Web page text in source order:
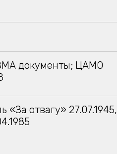
документы; ЦАМО
«За отвагу» 27.07.1945,